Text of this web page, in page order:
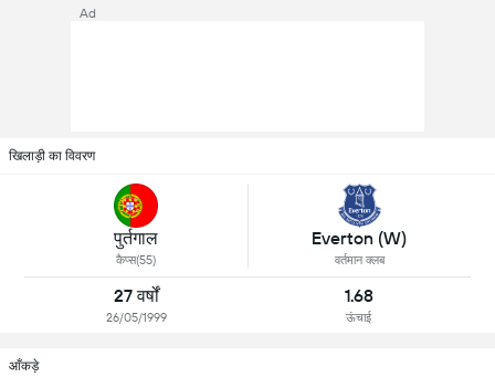
Ad
खिलाड़ी का विवरण
पुर्तगाल
कैप्स(55)
Everton (W)
वर्तमान क्लब
27 वर्षों
26/05/1999
1.68
ऊंचाई
आँकड़े